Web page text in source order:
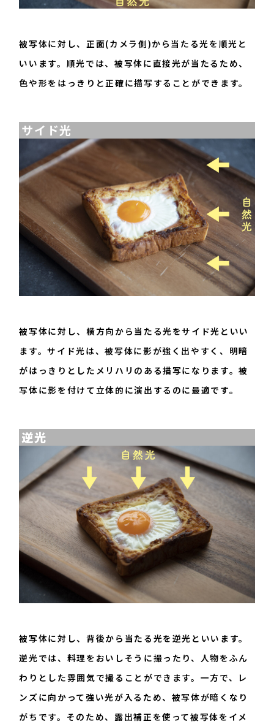
被写体に対し、正面(カメラ側)から当たる光を順光と
いいます。順光では、被写体に直接光が当たるため、
色や形をはっきりと正確に描写することができます。
サイド光
被写体に対し、横方向から当たる光をサイド光といい
ます。サイド光は、被写体に影が強く出やすく、明暗
がはっきりとしたメリハリのある描写になります。被
写体に影を付けて立体的に演出するのに最適です。
逆光
被写体に対し、背後から当たる光を逆光といいます。
逆光では、料理をおいしそうに撮ったり、人物をふん
わりとした雰囲気で撮ることができます。一方で、レ
ンズに向かって強い光が入るため、被写体が暗くなり
がちです。そのため、露出補正を使って被写体をイメ